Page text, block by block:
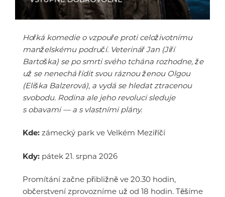
Hořká komedie o vzpouře proti celoživotnímu
manželskému područí. Veterinář Jan (Jiří
Bartoška) se po smrti svého tchána rozhodne, že
už se nenechá řídit svou ráznou ženou Olgou
(Eliška Balzerová), a vydá se hledat ztracenou
svobodu. Rodina ale jeho revoluci sleduje
s obavami — a s vlastními plány.
Kde: zámecký park ve Velkém Meziříčí
Kdy: pátek 21. srpna 2026
Promítání začne přibližně ve 20.30 hodin,
občerstvení zprovozníme už od 18 hodin. Těšíme